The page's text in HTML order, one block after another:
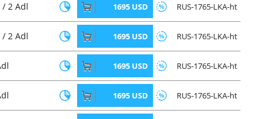
2 Adl 1695 USD RUS-1765-LKA-ht
2 Adl 1695 USD RUS-1765-LKA-ht
1695 USD RUS-1765-LKA-ht
1695 USD RUS-1765-LKA-ht